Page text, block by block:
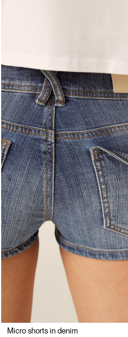
Micro shorts in denim